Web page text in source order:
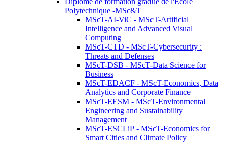
Polytechnique -MSc&T
MScT-AI-ViC - MScT-Artificial
Intelligence and Advanced Visual
Computing
MScT-CTD - MScT-Cybersecurity :
Threats and Defenses
MScT-DSB - MScT-Data Science for
Business
MScT-EDACF - MScT-Economics, Data
Analytics and Corporate Finance
MScT-EESM - MScT-Environmental
Engineering and Sustainability
Management
MScT-ESCLiP - MScT-Economics for
Smart Cities and Climate Policy